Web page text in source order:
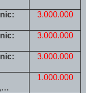
3.000.000
3.000.000
3.000.000
1.000.000